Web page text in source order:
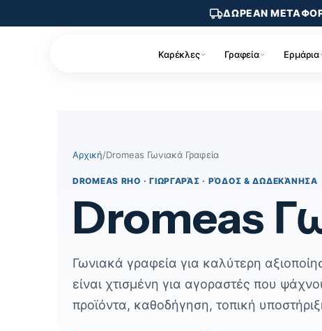
ΔΩΡΕΑΝ
Καρέκλες Γραφεία Ερμάρια
Αρχική/Dromeas Γωνιακά Γραφεία
DROMEAS RHO · ΓΙΩΡΓΑΡΆΣ · ΡΌΔΟΣ & ΔΩΔΕΚΆΝΗΣΑ
Dromeas
Γωνιακά γραφεία για καλύτερη
είναι χτισμένη για αγοραστές που
προϊόντα, καθοδήγηση, τοπική